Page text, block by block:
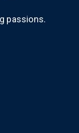
passions.